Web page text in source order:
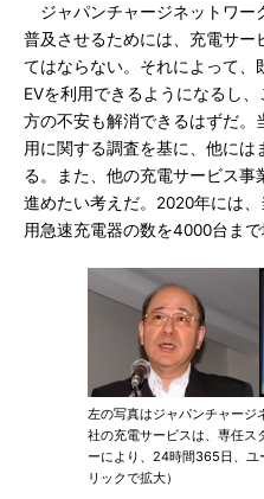
ジャパンチャージネットワー
普及させるためには、充電サー
てはならない。それによって、
EVを利用できるようになるし
方の不安も解消できるはずだ。
用に関する調査を基に、他に
る。また、他の充電サービス事
進めたい考えだ。2020年には
用急速充電器の数を4000台まで
左の写真はジャパンチャージ
社の充電サービスは、専任ス
ーにより、24時間365日、ユ
リックで拡大）